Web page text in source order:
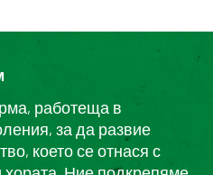
работеща в
за да развие
което се отнася с